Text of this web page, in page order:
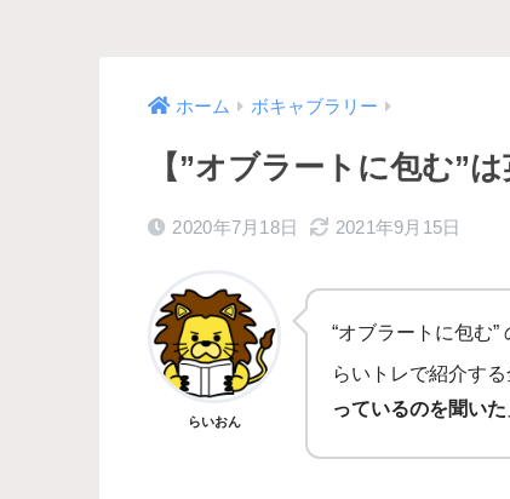
ホーム ボキャブラリー
【”オブラートに包む”
2020年7月18日 2021年9月15日
らいおん
“オブラートに包む”
らいトレで紹介す
っているのを聞い